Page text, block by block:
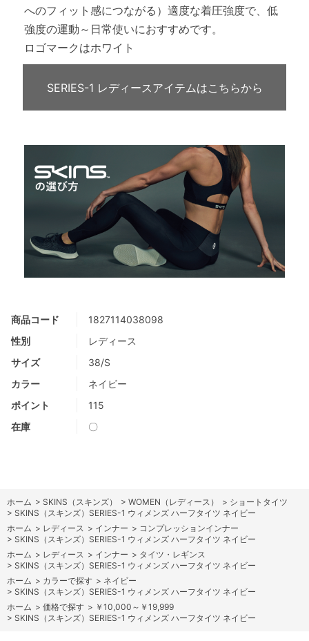
商品コード
1827114038098
性別
レディース
サイズ
38/S
カラー
ネイビー
ポイント
115
在庫
〇
へのフィット感につながる）適度な着圧強度で、低
強度の運動～日常使いにおすすめです。
ロゴマークはホワイト
SERIES-1 レディースアイテムはこちらから
ホーム > SKINS（スキンズ） > WOMEN（レディース） > ショートタイツ
> SKINS（スキンズ）SERIES-1 ウィメンズ ハーフタイツ ネイビー
ホーム > レディース > インナー > コンプレッションインナー
> SKINS（スキンズ）SERIES-1 ウィメンズ ハーフタイツ ネイビー
ホーム > レディース > インナー > タイツ・レギンス
> SKINS（スキンズ）SERIES-1 ウィメンズ ハーフタイツ ネイビー
ホーム > カラーで探す > ネイビー
> SKINS（スキンズ）SERIES-1 ウィメンズ ハーフタイツ ネイビー
ホーム > 価格で探す > ￥10,000～￥19,999
> SKINS（スキンズ）SERIES-1 ウィメンズ ハーフタイツ ネイビー